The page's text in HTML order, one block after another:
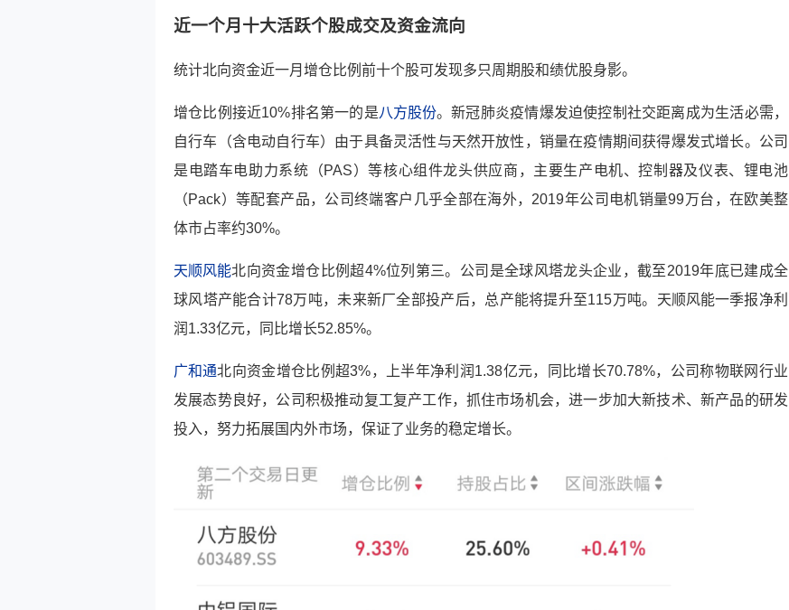
近一个月十大活跃个股成交及资金流向
统计北向资金近一月增仓比例前十个股可发现多只周期股和绩优股身影。
增仓比例接近10%排名第一的是八方股份。新冠肺炎疫情爆发迫使控制社交距离成为生活必需，
自行车（含电动自行车）由于具备灵活性与天然开放性，销量在疫情期间获得爆发式增长。公司
是电踏车电助力系统（PAS）等核心组件龙头供应商，主要生产电机、控制器及仪表、锂电池
（Pack）等配套产品，公司终端客户几乎全部在海外，2019年公司电机销量99万台，在欧美整
体市占率约30%。
天顺风能北向资金增仓比例超4%位列第三。公司是全球风塔龙头企业，截至2019年底已建成全
球风塔产能合计78万吨，未来新厂全部投产后，总产能将提升至115万吨。 天顺风能一季报净利
润1.33亿元，同比增长52.85%。
广和通北向资金增仓比例超3%，上半年净利润1.38亿元，同比增长70.78%，公司称物联网行业
发展态势良好，公司积极推动复工复产工作，抓住市场机会，进一步加大新技术、新产品的研发
投入，努力拓展国内外市场，保证了业务的稳定增长。